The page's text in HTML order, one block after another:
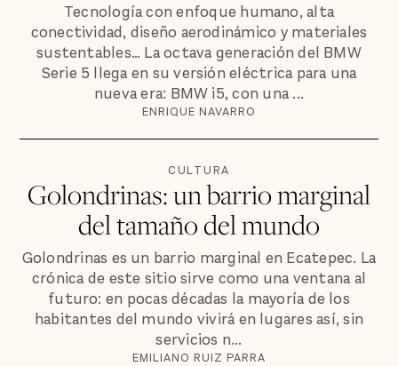
Tecnología con enfoque humano, alta
conectividad, diseño aerodinámico y materiales
sustentables… La octava generación del BMW
Serie 5 llega en su versión eléctrica para una
nueva era: BMW i5, con una ...
ENRIQUE NAVARRO
CULTURA
Golondrinas: un barrio marginal
del tamaño del mundo
Golondrinas es un barrio marginal en Ecatepec. La
crónica de este sitio sirve como una ventana al
futuro: en pocas décadas la mayoría de los
habitantes del mundo vivirá en lugares así, sin
servicios n...
EMILIANO RUIZ PARRA